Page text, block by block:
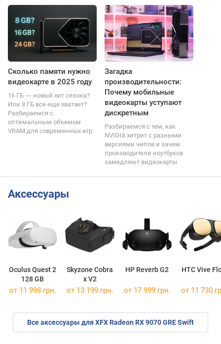
Сколько памяти нужно
видеокарте в 2025 году
16 ГБ ― новый хит сезона?
Или 8 ГБ все еще хватает?
Разбираемся с
оптимальным объемом
VRAM для современных игр.
Загадка
производительности:
Почему мобильные
видеокарты уступают
дискретным
Разбираемся с тем, как
NVIDIA хитрит с разными
версиями чипов и зачем
производители ноутбуков
замедляют видеокарты
Аксессуары
Oculus Quest 2
128 GB
Skyzone Cobra
x V2
HP Reverb G2 HTC Vive
от 11 998 грн. от 13 199 грн. от 17 999 грн. от 11 730
Все аксессуары для XFX Radeon RX 9070 GRE Swift